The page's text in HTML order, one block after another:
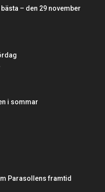
– den 29 november
i sommar
Parasollens framtid